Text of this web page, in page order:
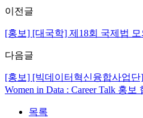
이전글
[홍보] [대국학] 제18회 국제법
다음글
[홍보] [빅데이터혁신융합사업
Women in Data : Career Talk 홍보
목록